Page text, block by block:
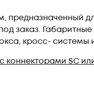
предназначенный
заказ.
кросс- системы
SC